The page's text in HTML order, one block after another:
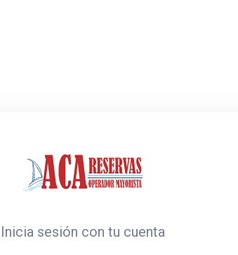
Inicia sesión con tu cuenta